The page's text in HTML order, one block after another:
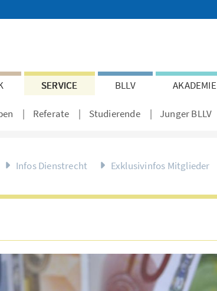
SERVICE BLLV AKADEMIE
Referate Studierende Junger BLLV
Infos Dienstrecht Exklusivinfos Mitglieder